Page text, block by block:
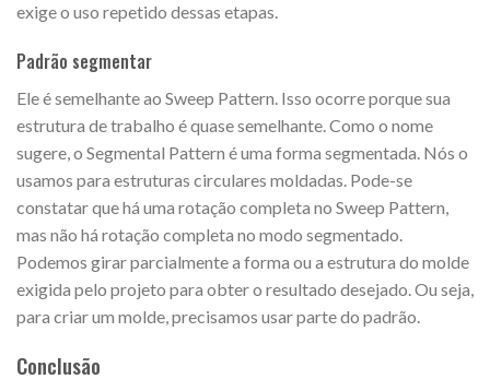
exige o uso repetido dessas etapas.
Padrão segmentar
Ele é semelhante ao Sweep Pattern. Isso ocorre porque sua
estrutura de trabalho é quase semelhante. Como o nome
sugere, o Segmental Pattern é uma forma segmentada. Nós o
usamos para estruturas circulares moldadas. Pode-se
constatar que há uma rotação completa no Sweep Pattern,
mas não há rotação completa no modo segmentado.
Podemos girar parcialmente a forma ou a estrutura do molde
exigida pelo projeto para obter o resultado desejado. Ou seja,
para criar um molde, precisamos usar parte do padrão.
Conclusão